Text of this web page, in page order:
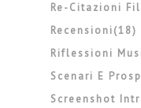
Re-Citazioni
Recensioni(18)
Riflessioni
Scenari E
Screenshot